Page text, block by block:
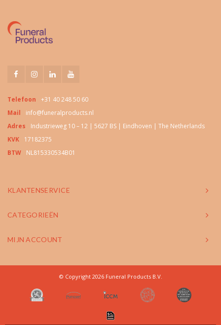
Telefoon
+31 40 248 50 60
Mail
info@funeralproducts.nl
Adres
Industrieweg 10 – 12 | 5627 BS | Eindhoven | The Netherlands
KVK
17182375
BTW
NL815330534B01
KLANTENSERVICE
CATEGORIEËN
MIJN ACCOUNT
© Copyright 2026 Funeral Products B.V.